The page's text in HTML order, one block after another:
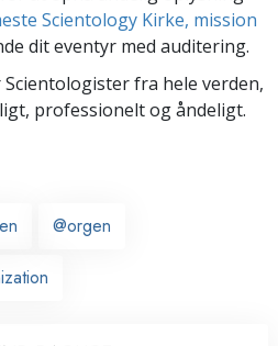
Scientology Kirke, mission
dit eventyr med auditering.
fra hele verden,
professionelt og åndeligt.
@orgen